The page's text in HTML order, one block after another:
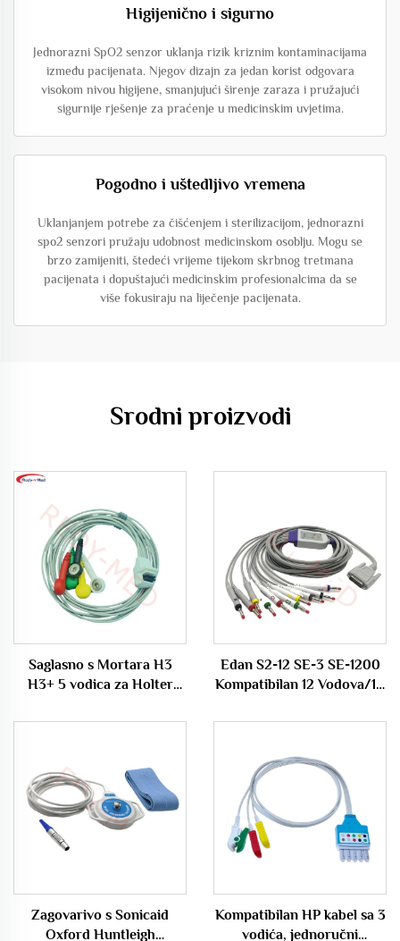
Higijenično i sigurno
Jednorazni SpO2 senzor uklanja rizik kriznim kontaminacijama
između pacijenata. Njegov dizajn za jedan korist odgovara
visokom nivou higijene, smanjujući širenje zaraza i pružajući
sigurnije rješenje za praćenje u medicinskim uvjetima.
Pogodno i uštedljivo vremena
Uklanjanjem potrebe za čišćenjem i sterilizacijom, jednorazni
spo2 senzori pružaju udobnost medicinskom osoblju. Mogu se
brzo zamijeniti, štedeći vrijeme tijekom skrbnog tretmana
pacijenata i dopuštajući medicinskim profesionalcima da se
više fokusiraju na liječenje pacijenata.
Srodni proizvodi
Saglasno s Mortara H3
H3+ 5 vodica za Holter
Edan S2-12 SE-3 SE-1200
Kompatibilan 12 Vodova/10
Medicinske Potrošnja
Zagovarivo s Sonicaid
Oxford Huntleigh
Kompatibilan HP kabel sa 3
vodića, jednoručni